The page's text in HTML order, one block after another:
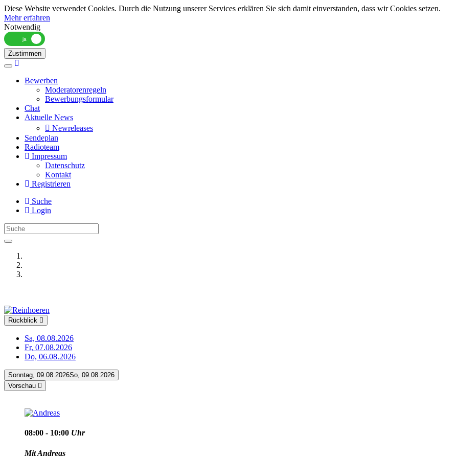
Diese Website verwendet Cookies. Durch die Nutzung unserer Services erklären Sie sich damit einverstanden, dass wir Cookies setzen.
Mehr erfahren
Notwendig
Zustimmen
Toggle
navigationBewerben
Moderatorenregeln
Bewerbungsformular
Chat
Aktuelle News
Newreleases
Sendeplan
Radioteam
Impressum
Datenschutz
Kontakt
Registrieren
Suche
Login
Rückblick
Sa, 08.08.2026
Fr, 07.08.2026
Do, 06.08.2026
Sonntag, 09.08.2026So, 09.08.2026
Vorschau
08:00 - 10:00 Uhr
Mit Andreas